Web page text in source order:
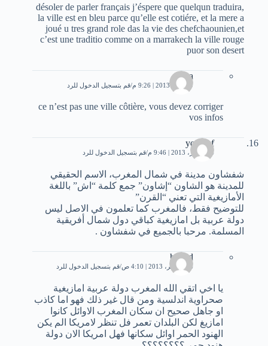
désoler de parler français j’éspere que quelqun traduira,
la ville est en bleu parce qu’elle est cotiére, et la mere a
joué u tres grand role das la vie des chefchaounien,et
c’est une traditio comme on a marrakech la ville rouge
puor son desert
aya
9 أبريل، 2013 | 9:26 م قم بتسجيل الدخول للرد
ce n’est pas une ville côtière, vous devez corriger
vos infos
youssef
24 فبراير، 2013 | 9:46 م قم بتسجيل الدخول للرد
شفشاون مدينة في شمال المغرب، الاسم الحقيقي
للمدينة هو الشاون “إشاون” جمع كلمة “اش” باللغة
الأمازيغية التي تعني “القرن”
للتوضيح فقط، فالمغرب كما تعلمون في الاصل ليس
دولة عربية بل امازيغية كباقي دول شمال أفريقية
المسلمة. مرحبا بالجميع في شفشاون .
hamid
16 نوفمبر، 2013 | 4:10 ص قم بتسجيل الدخول للرد
يا اخي اتقي الله المغرب دولة عربية امازيغية
صحراوية اندلسية ومن قال غير ذلك فهو اما كاذب
او جاهل صحيح ان سكان المغرب الاوائل كانوا
امازيغ لكن البلدان تعمر فل تنظر لامريكا الم يكن
الهنود الحمر اوائل سكانها فهل امريكا الان دولة